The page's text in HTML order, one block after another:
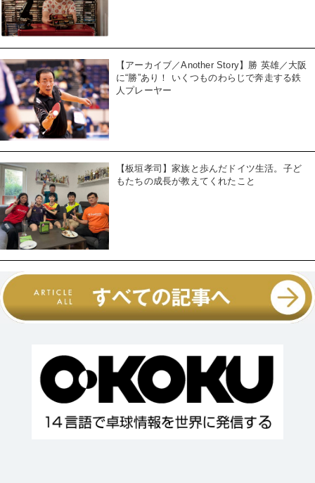
【アーカイブ／Another Story】勝 英雄／大阪
に“勝”あり！ いくつものわらじで奔走する鉄
人プレーヤー
【板垣孝司】家族と歩んだドイツ生活。子ど
もたちの成長が教えてくれたこと